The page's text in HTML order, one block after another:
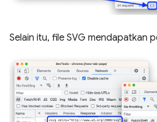
Selain itu, file SVG mendapatkan